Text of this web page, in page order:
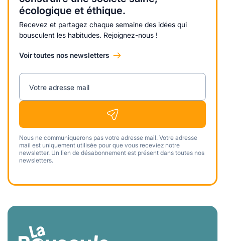
écologique et éthique.
Recevez et partagez chaque semaine des idées qui
bousculent les habitudes. Rejoignez-nous !
Voir toutes nos newsletters
Votre adresse mail
Nous ne communiquerons pas votre adresse mail. Votre adresse
mail est uniquement utilisée pour que vous receviez notre
newsletter. Un lien de désabonnement est présent dans toutes nos
newsletters.